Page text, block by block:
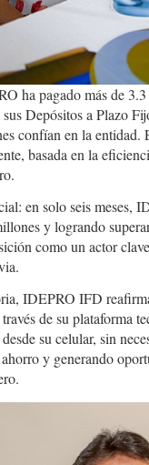
ha pagado más de
Depósitos a Plazo
confían en la entidad.
basada en la
en solo seis meses,
y logrando
como un actor
IDEPRO IFD
de su plataforma
su celular, sin
y generando